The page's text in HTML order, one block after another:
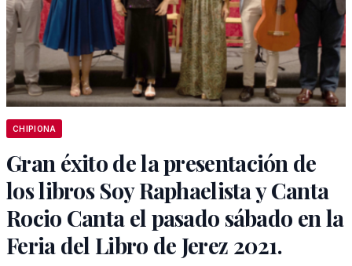
CHIPIONA
Gran éxito de la presentación de
los libros Soy Raphaelista y Canta
Rocio Canta el pasado sábado en la
Feria del Libro de Jerez 2021.